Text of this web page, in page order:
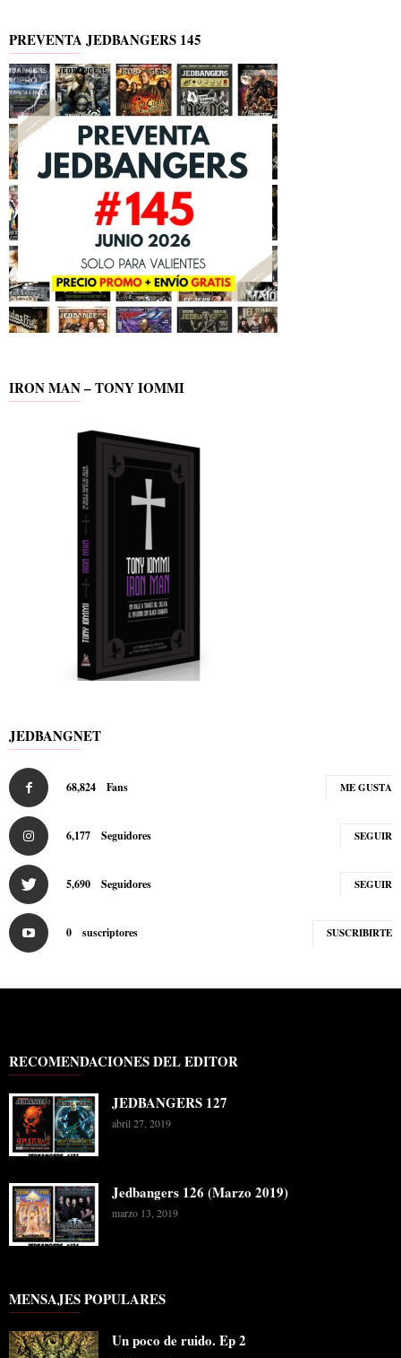
PREVENTA JEDBANGERS 145
IRON MAN – TONY IOMMI
JEDBANGNET
68,824 Fans ME GUSTA
6,177 Seguidores SEGUIR
5,690 Seguidores SEGUIR
0 suscriptores SUSCRIBIRTE
RECOMENDACIONES DEL EDITOR
JEDBANGERS 127
abril 27, 2019
Jedbangers 126 (Marzo 2019)
marzo 13, 2019
MENSAJES POPULARES
Un poco de ruido. Ep 2